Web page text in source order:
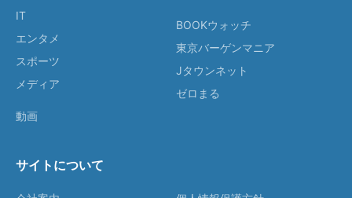
IT
エンタメ
スポーツ
メディア
動画
BOOKウォッチ
東京バーゲンマニア
Jタウンネット
ゼロまる
サイトについて